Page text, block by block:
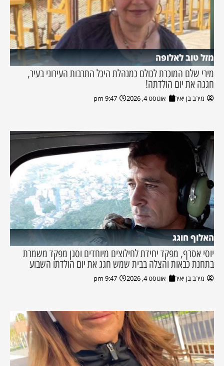
מזל טוב לאלופה
מירי שלם המוכרת לכולם כמנהלת היכל התרבות העירוני בעיר,
חגגה את יום הולדתה!
מירב בן יאיר אוגוסט 4, 2026 9:47 pm
האלוף חוגג
יוסי אסרף, מפקד יחידת לחילוצים מיוחדים וסגן מפקד משמרת
בתחנת כבאות והצלה בבית שמש חגג את יום הולדתו השבוע
מירב בן יאיר אוגוסט 4, 2026 9:47 pm